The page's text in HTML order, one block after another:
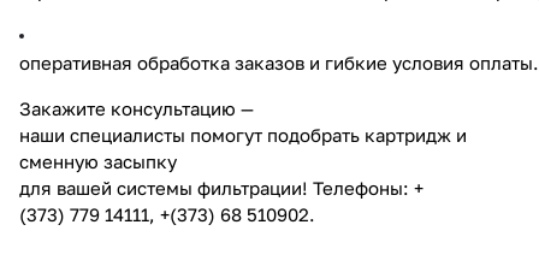
оперативная обработка заказов и гибкие условия оплаты.
Закажите консультацию —
наши специалисты помогут подобрать картридж и
сменную засыпку
для вашей системы фильтрации! Телефоны: +
(373) 779 14111, +(373) 68 510902.